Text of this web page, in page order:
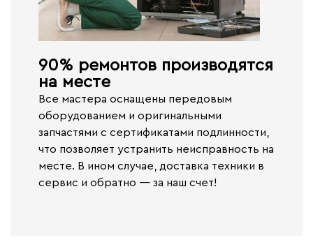
90% ремонтов производятся
на месте​
Все мастера оснащены передовым
оборудованием и оригинальными
запчастями с сертификатами подлинности,
что позволяет устранить неисправность на
месте. В ином случае, доставка техники в
сервис и обратно — за наш счет!